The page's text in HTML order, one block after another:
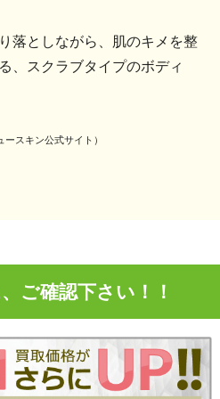
落としながら、肌のキメを整
、スクラブタイプのボディ
スキン公式サイト）
ご確認下さい！！